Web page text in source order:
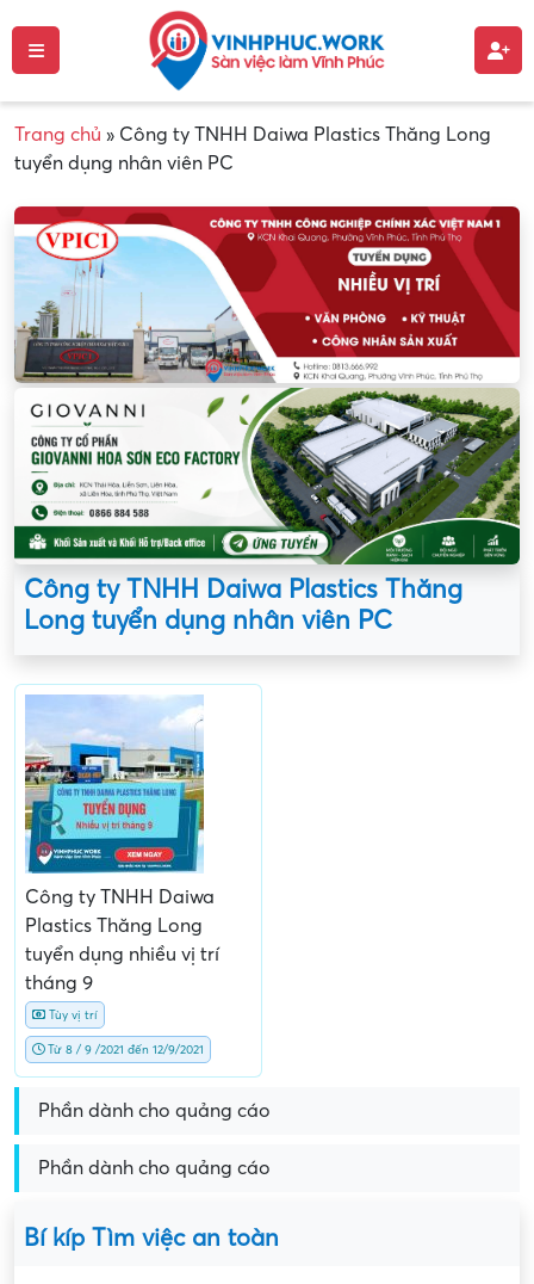
Trang chủ » Công ty TNHH Daiwa Plastics Thăng Long
tuyển dụng nhân viên PC
Công ty TNHH Daiwa Plastics Thăng
Long tuyển dụng nhân viên PC
Công ty TNHH Daiwa
Plastics Thăng Long
tuyển dụng nhiều vị trí
tháng 9
Tùy vị trí
Từ 8 / 9 /2021 đến 12/9/2021
Phần dành cho quảng cáo
Phần dành cho quảng cáo
Bí kíp Tìm việc an toàn